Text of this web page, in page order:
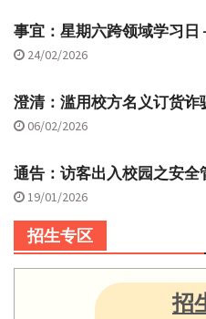
事宜：星期六跨领域学习日
24/02/2026
澄清：滥用校方名义订货诈
06/02/2026
通告：访客出入校园之安全
19/01/2026
招生专区
招